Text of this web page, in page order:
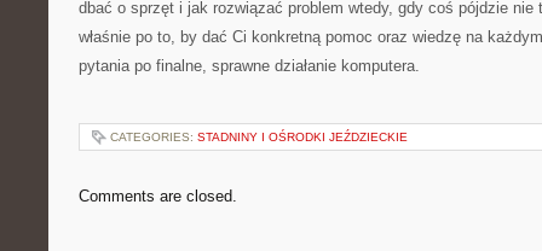
dbać o sprzęt i jak rozwiązać problem wtedy, gdy coś pójdzie nie
właśnie po to, by dać Ci konkretną pomoc oraz wiedzę na
pytania po finalne, sprawne działanie komputera.
CATEGORIES: STADNINY I OŚRODKI JEŹDZIECKIE
Comments are closed.